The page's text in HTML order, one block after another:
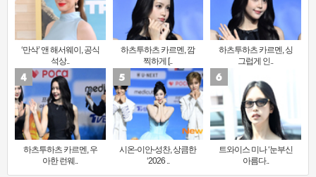
‘만삭’ 앤 해서웨이, 공식
석상..
하츠투하츠 카르멘, 깜
찍하게 [..
하츠투하츠 카르멘, 싱
그럽게 인..
하츠투하츠 카르멘, 우
아한 런웨..
시온-이안-성찬, 상큼한
‘2026 ..
트와이스 미나 ‘눈부신
아름다..